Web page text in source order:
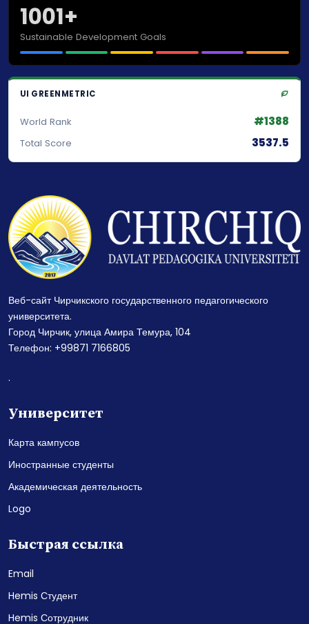
1001+
Sustainable Development Goals
UI GREENMETRIC
World Rank #1388
Total Score 3537.5
Веб-сайт Чирчикского государственного педагогического
университета.
Город Чирчик, улица Амира Темура, 104
Телефон: +99871 7166805
.
Университет
Карта кампусов
Иностранные студенты
Академическая деятельность
Logo
Быстрая ссылка
Email
Hemis Студент
Hemis Сотрудник